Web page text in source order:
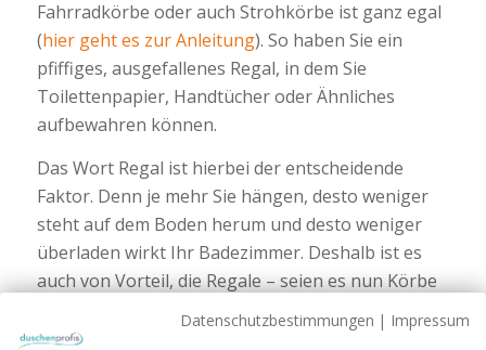
Fahrradkörbe oder auch Strohkörbe ist ganz egal
(hier geht es zur Anleitung). So haben Sie ein
pfiffiges, ausgefallenes Regal, in dem Sie
Toilettenpapier, Handtücher oder Ähnliches
aufbewahren können.
Das Wort Regal ist hierbei der entscheidende
Faktor. Denn je mehr Sie hängen, desto weniger
steht auf dem Boden herum und desto weniger
überladen wirkt Ihr Badezimmer. Deshalb ist es
auch von Vorteil, die Regale – seien es nun Körbe
oder nicht – so weit oben wie möglich
anzubringen. Denn hängen die nicht im direkten
Datenschutzbestimmungen | Impressum